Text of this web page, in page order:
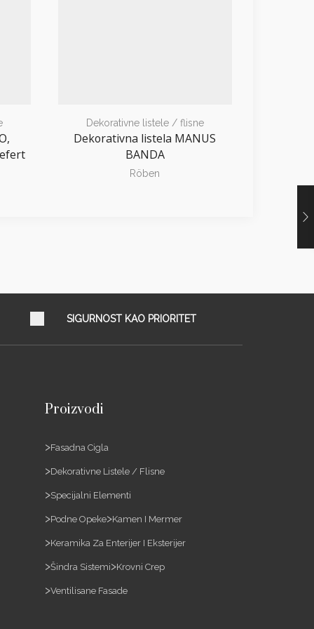
Dekorativne listele / flisne
Dekorativna listela MANUS
BANDA
Röben
SIGURNOST KAO PRIORITET
Proizvodi
Fasadna Cigla
Dekorativne Listele / Flisne
Specijalni Elementi
Podne Opeke Kamen I Mermer
Keramika Za Enterijer I Eksterijer
Šindra Sistemi Krovni Crep
Ventilisane Fasade